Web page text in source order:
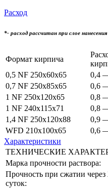
Расход
*- расход рассчитан при слое
Формат кирпича
0,5 NF 250x60x65
0,4
0,7 NF 250x85x65
0,6
1 NF 250x120x65
0,8
1 NF 240x115x71
0,8
1,4 NF 250x120x88
0,9
WFD 210x100x65
0,6
Характеристики
ТЕХНИЧЕСКИЕ
Марка прочности раствора:
Прочность при сжатии через
суток: